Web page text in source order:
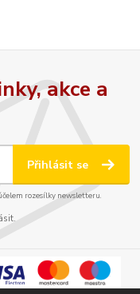
akce a
Přihlásit se
rozesílky newsletteru.